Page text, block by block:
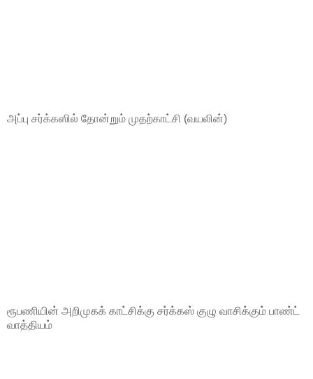
அப்பு சர்க்கஸில் தோன்றும் முதற்காட்சி (வயலின்)
ரூபணியின் அறிமுகக் காட்சிக்கு சர்க்கஸ் குழு வாசிக்கும் பாண்ட்
வாத்தியம்